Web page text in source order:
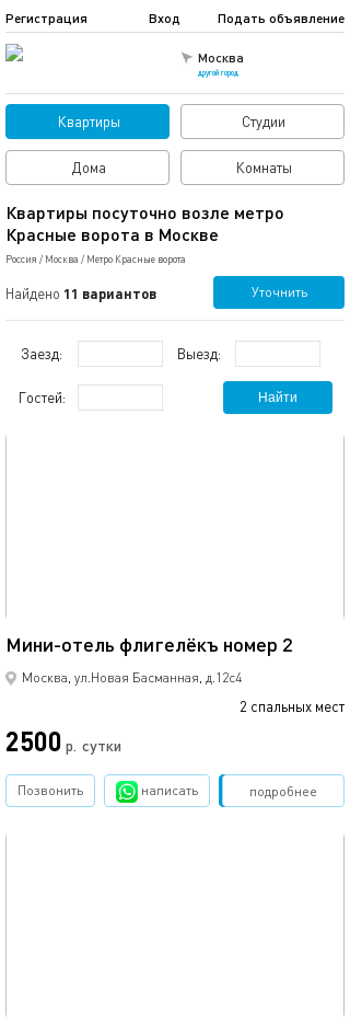
Москва
другой город
Подать объявление
Регистрация Вход
Квартиры Студии
Дома Комнаты
Квартиры посуточно возле метро
Красные ворота в Москве
Россия / Москва / Метро Красные ворота
Найдено 11 вариантов Уточнить
Заезд: Выезд:
Гостей: Найти
Мини-отель флигелёкъ номер 2
Москва, ул.Новая Басманная, д.12с4
2 спальных мест
2500 р. сутки
подробнее
Позвонить написать Забронировать